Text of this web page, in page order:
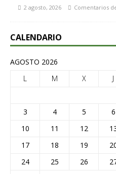
2 agosto, 2026 Comentarios
CALENDARIO
AGOSTO 2026
L
M X J
3
4 5 6
10
11 12
17
18 19
24
25 26